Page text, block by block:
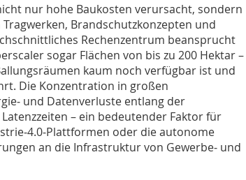
nur hohe Baukosten verursacht, sondern
Brandschutzkonzepten und
Rechenzentrum beansprucht
sogar Flächen von bis zu 200 Hektar –
kaum noch verfügbar ist und
Die Konzentration in großen
und Datenverluste entlang der
– ein bedeutender Faktor für
oder die autonome
an die Infrastruktur von Gewerbe‑ und